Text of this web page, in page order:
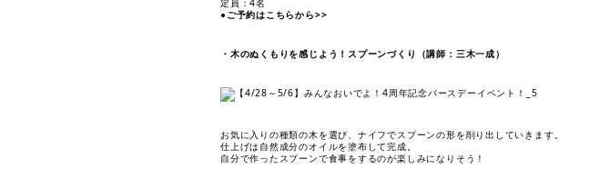
定員：4名
●ご予約はこちらから>>
・木のぬくもりを感じよう！スプーンづくり（講師：三木一成）
お気に入りの種類の木を選び、ナイフでスプーンの形を削り出していきます。
仕上げは自然成分のオイルを塗布して完成。
自分で作ったスプーンで食事をするのが楽しみになりそう！